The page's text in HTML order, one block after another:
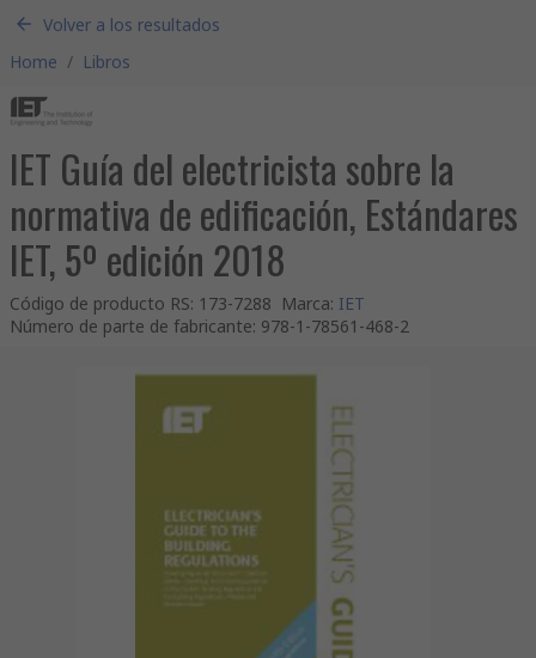
Volver a los resultados
Home / Libros
IET Guía del electricista sobre la
normativa de edificación, Estándares
IET, 5º edición 2018
Código de producto RS: 173-7288 Marca: IET
Número de parte de fabricante: 978-1-78561-468-2